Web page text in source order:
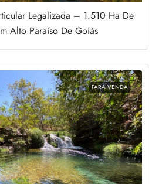
Legalizada – 1.510 Ha De
Alto Paraíso De Goiás
PARA VENDA